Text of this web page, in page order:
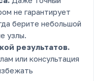
не гарантирует
берите небольшой
узлы.
результатов.
или консультация